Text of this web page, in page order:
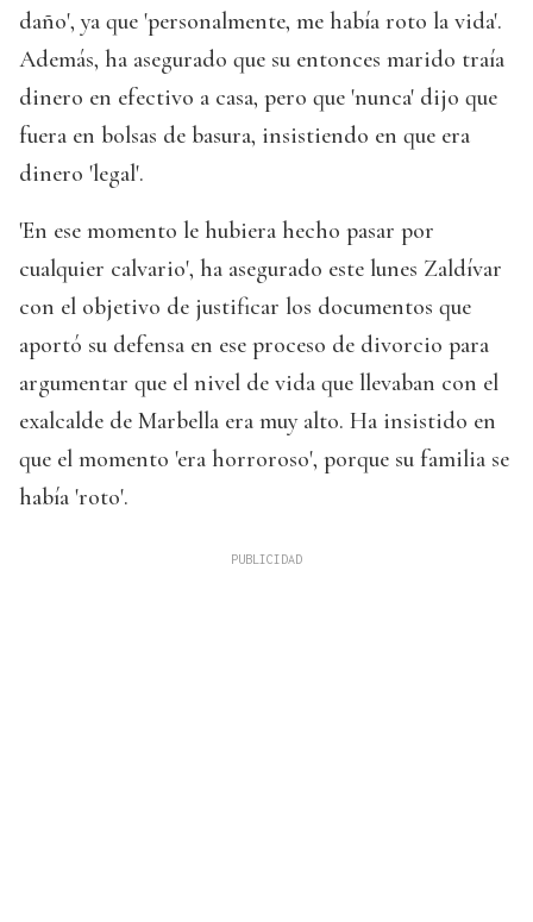
daño', ya que 'personalmente, me había roto la vida'.
Además, ha asegurado que su entonces marido traía
dinero en efectivo a casa, pero que 'nunca' dijo que
fuera en bolsas de basura, insistiendo en que era
dinero 'legal'.
'En ese momento le hubiera hecho pasar por
cualquier calvario', ha asegurado este lunes Zaldívar
con el objetivo de justificar los documentos que
aportó su defensa en ese proceso de divorcio para
argumentar que el nivel de vida que llevaban con el
exalcalde de Marbella era muy alto. Ha insistido en
que el momento 'era horroroso', porque su familia se
había 'roto'.